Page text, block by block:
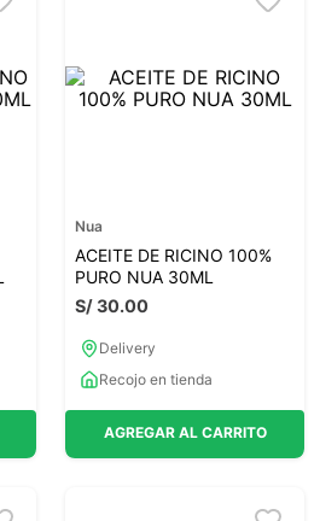
Nua
ACEITE DE RICINO 100%
PURO NUA 30ML
S/30.00
Delivery
Recojo en tienda
AGREGAR AL CARRITO